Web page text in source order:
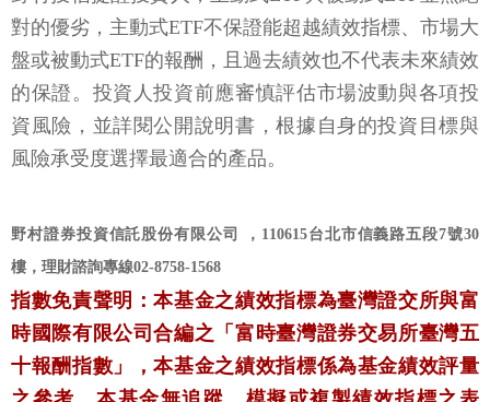
對的優劣，主動式ETF不保證能超越績效指標、市場大
盤或被動式ETF的報酬，且過去績效也不代表未來績效
的保證。投資人投資前應審慎評估市場波動與各項投
資風險，並詳閱公開說明書，根據自身的投資目標與
風險承受度選擇最適合的產品。
野村證券投資信託股份有限公司 ，110615台北市信義路五段7號30
樓，理財諮詢專線02-8758-1568
指數免責聲明：本基金之績效指標為臺灣證交所與富
時國際有限公司合編之「富時臺灣證券交易所臺灣五
十報酬指數」，本基金之績效指標係為基金績效評量